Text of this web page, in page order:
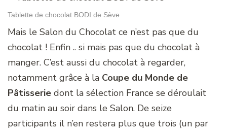
Tablette de chocolat BODI de Sève
Mais le Salon du Chocolat ce n’est pas que du
chocolat ! Enfin .. si mais pas que du chocolat à
manger. C’est aussi du chocolat à regarder,
notamment grâce à la Coupe du Monde de
Pâtisserie dont la sélection France se déroulait
du matin au soir dans le Salon. De seize
participants il n’en restera plus que trois (un par